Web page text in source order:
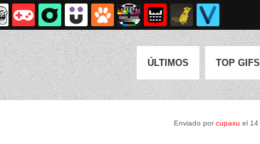
ÚLTIMOS TOP GIFS
Enviado porcupaxu el 14